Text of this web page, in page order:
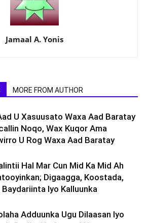
Jamaal A. Yonis
MORE FROM AUTHOR
U Xasuusato Waxa Aad Baratay
Noqo, Wax Kuqor Ama
U Rog Waxa Aad Baratay
Hal Mar Cun Mid Ka Mid Ah
Digaagga, Koostada,
Baydariinta Iyo Kalluunka
Adduunka Ugu Dilaasan Iyo